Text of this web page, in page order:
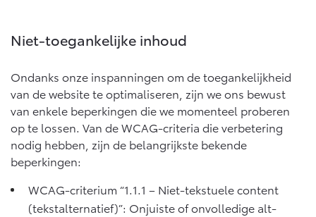
bZ4X
BATTERIJ-ELEKTRISCH
bZ4X Touring
BATTERIJ-ELEKTRISCH
Connected check
Niet-toegankelijke inhoud
Ondanks onze inspanningen om de toegankelijkheid
van de website te optimaliseren, zijn we ons bewust
van enkele beperkingen die we momenteel proberen
op te lossen. Van de WCAG-criteria die verbetering
nodig hebben, zijn de belangrijkste bekende
beperkingen:
WCAG-criterium “1.1.1 – Niet-tekstuele content
(tekstalternatief)”: Onjuiste of onvolledige alt-